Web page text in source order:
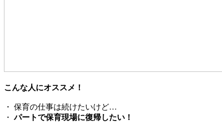
こんな人にオススメ！
・ 保育の仕事は続けたいけど…
・パートで保育現場に復帰したい！